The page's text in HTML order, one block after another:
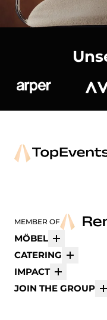
MEMBER OF
MÖBEL
CATERING
IMPACT
JOIN THE GROUP